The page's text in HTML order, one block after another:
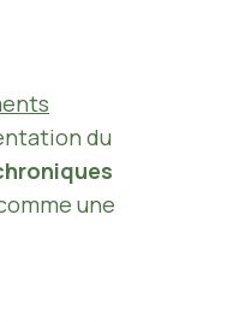
du
une